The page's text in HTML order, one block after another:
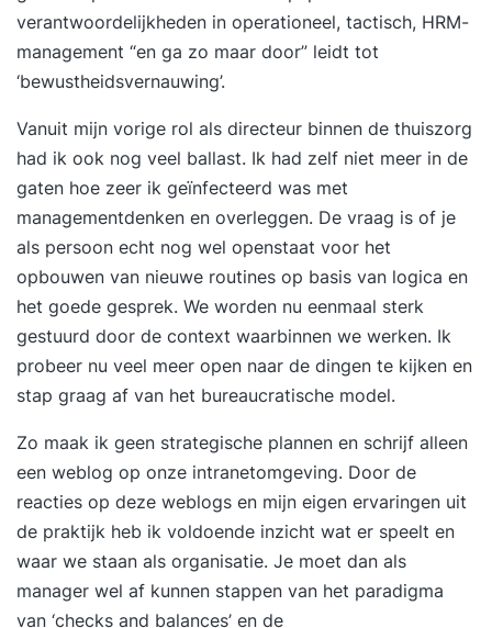
verantwoordelijkheden in operationeel, tactisch, HRM-
management “en ga zo maar door” leidt tot
‘bewustheidsvernauwing’.
Vanuit mijn vorige rol als directeur binnen de thuiszorg
had ik ook nog veel ballast. Ik had zelf niet meer in de
gaten hoe zeer ik geïnfecteerd was met
managementdenken en overleggen. De vraag is of je
als persoon echt nog wel openstaat voor het
opbouwen van nieuwe routines op basis van logica en
het goede gesprek. We worden nu eenmaal sterk
gestuurd door de context waarbinnen we werken. Ik
probeer nu veel meer open naar de dingen te kijken en
stap graag af van het bureaucratische model.
Zo maak ik geen strategische plannen en schrijf alleen
een weblog op onze intranetomgeving. Door de
reacties op deze weblogs en mijn eigen ervaringen uit
de praktijk heb ik voldoende inzicht wat er speelt en
waar we staan als organisatie. Je moet dan als
manager wel af kunnen stappen van het paradigma
van ‘checks and balances’ en de